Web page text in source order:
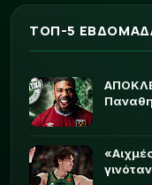
ΤΟΠ-5